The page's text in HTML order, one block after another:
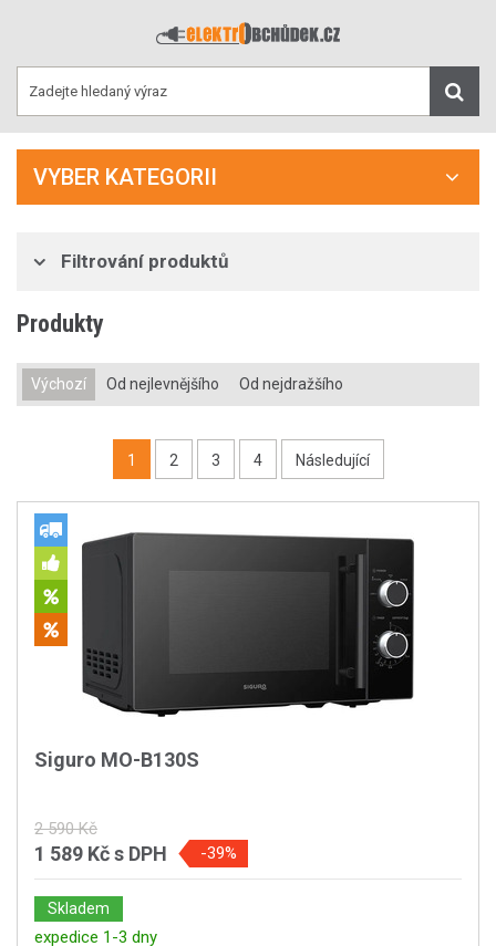
VYBER KATEGORII
Filtrování produktů
Produkty
Výchozí Od nejlevnějšího Od nejdražšího
1 2 3 4 Následující
Siguro MO-B130S
2 590 Kč
1 589 Kčs DPH -39%
Skladem
expedice 1-3 dny